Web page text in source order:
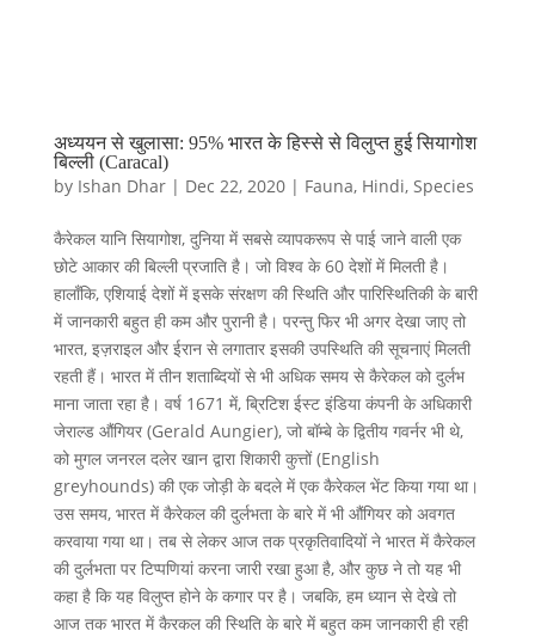
अध्ययन से खुलासा: 95% भारत के हिस्से से विलुप्त हुई सियागोश
बिल्ली (Caracal)
by Ishan Dhar| Dec 22, 2020| Fauna, Hindi, Species
कैरेकल यानि सियागोश, दुनिया में सबसे व्यापकरूप से पाई जाने वाली एक
छोटे आकार की बिल्ली प्रजाति है। जो विश्व के 60 देशों में मिलती है।
हालाँकि, एशियाई देशों में इसके संरक्षण की स्थिति और पारिस्थितिकी के बारी
में जानकारी बहुत ही कम और पुरानी है। परन्तु फिर भी अगर देखा जाए तो
भारत, इज़राइल और ईरान से लगातार इसकी उपस्थिति की सूचनाएं मिलती
रहती हैं। भारत में तीन शताब्दियों से भी अधिक समय से कैरेकल को दुर्लभ
माना जाता रहा है। वर्ष 1671 में, ब्रिटिश ईस्ट इंडिया कंपनी के अधिकारी
जेराल्ड औंगियर (Gerald Aungier), जो बॉम्बे के द्वितीय गवर्नर भी थे,
को मुगल जनरल दलेर खान द्वारा शिकारी कुत्तों (English
greyhounds) की एक जोड़ी के बदले में एक कैरेकल भेंट किया गया था।
उस समय, भारत में कैरेकल की दुर्लभता के बारे में भी औंगियर को अवगत
करवाया गया था। तब से लेकर आज तक प्रकृतिवादियों ने भारत में कैरेकल
की दुर्लभता पर टिप्पणियां करना जारी रखा हुआ है, और कुछ ने तो यह भी
कहा है कि यह विलुप्त होने के कगार पर है। जबकि, हम ध्यान से देखे तो
आज तक भारत में कैरकल की स्थिति के बारे में बहुत कम जानकारी ही रही